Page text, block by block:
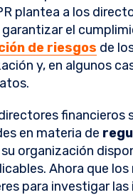
plantea a los
garantizar el
de riesgos de
y, en algunos
en materia de
organización
Ahora que
para investigar